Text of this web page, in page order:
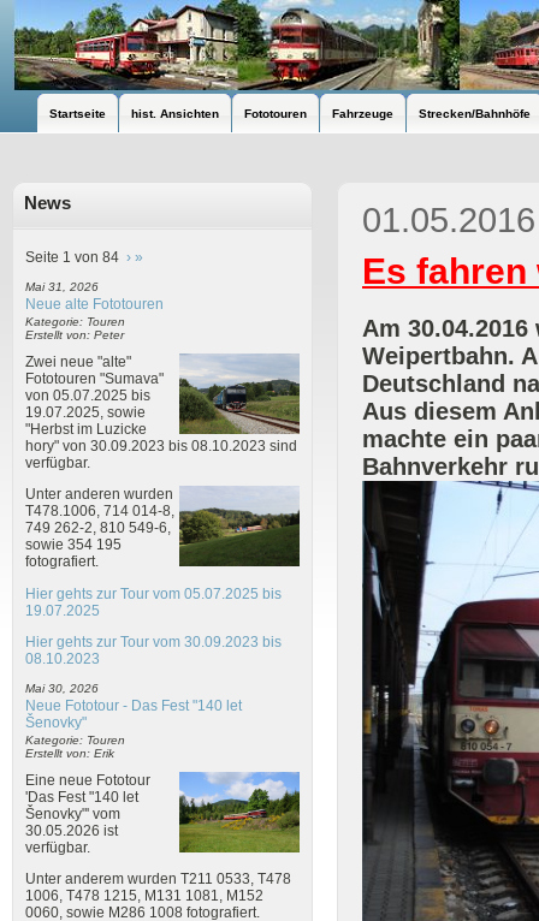
Startseite hist. Ansichten Fototouren Fahrzeuge Strecken/Bahnhöfe
News
Seite 1 von 84 › »
Mai 31, 2026
Neue alte Fototouren
Kategorie: Touren
Erstellt von: Peter
Zwei neue "alte"
Fototouren "Sumava"
von 05.07.2025 bis
19.07.2025, sowie
"Herbst im Luzicke
hory" von 30.09.2023 bis 08.10.2023 sind
verfügbar.
Unter anderen wurden
T478.1006, 714 014-8,
749 262-2, 810 549-6,
sowie 354 195
fotografiert.
Hier gehts zur Tour vom 05.07.2025 bis
19.07.2025
Hier gehts zur Tour vom 30.09.2023 bis
08.10.2023
Mai 30, 2026
Neue Fototour - Das Fest "140 let
Šenovky"
Kategorie: Touren
Erstellt von: Erik
Eine neue Fototour
'Das Fest "140 let
Šenovky"' vom
30.05.2026 ist
verfügbar.
Unter anderem wurden T211 0533, T478
1006, T478 1215, M131 1081, M152
0060, sowie M286 1008 fotografiert.
01.05.2016
Es fahren
Am
Weipertbahn.
Deutschland
Aus diesem
machte ein
Bahnverkehr